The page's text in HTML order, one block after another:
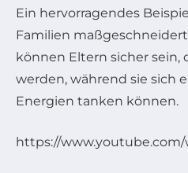
Ein hervorragendes
Familien
können Eltern sicher
werden, während sie sich
Energien tanken können.
https://www.youtube.com/